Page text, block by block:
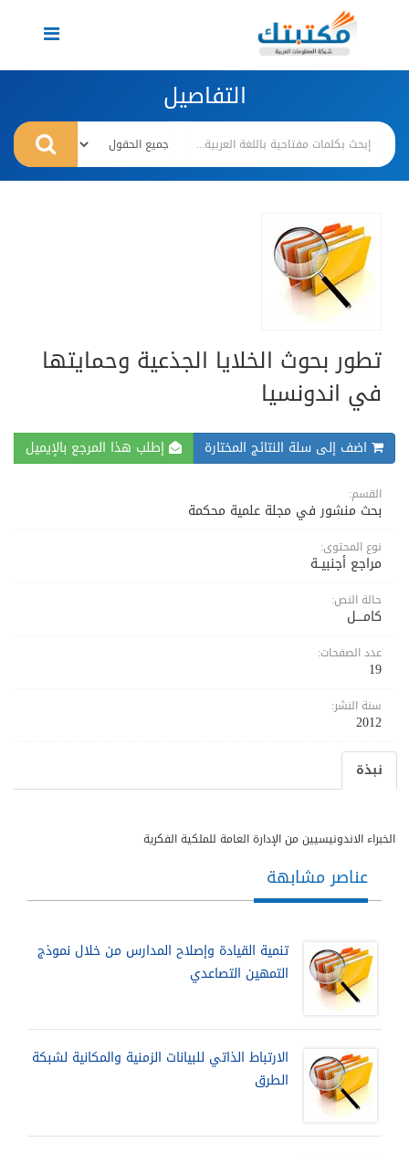
Toggle
navigation
التفاصيل
تطور بحوث الخلايا الجذعية وحمايتها
في اندونسيا
اضف إلى سلة النتائج المختارة إطلب هذا المرجع بالإيميل
القسم:
بحث منشور في مجلة علمية محكمة
نوع المحتوى:
مراجع أجنبيــة
حالة النص:
كامــــل
عدد الصفحات:
19
سنة النشر:
2012
نبذة
الخبراء الاندونيسيين من الإدارة العامة للملكية الفكرية
عناصر مشابهة
تنمية القيادة وإصلاح المدارس من خلال نموذج
التمهين التصاعدي
الارتباط الذاتي للبيانات الزمنية والمكانية لشبكة
الطرق